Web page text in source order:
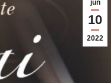
jún
10
2022